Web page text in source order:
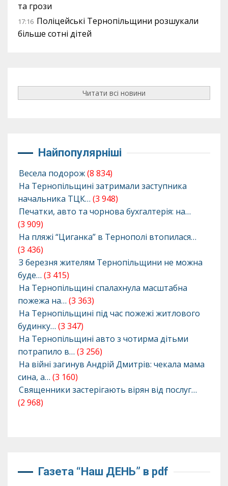
та грози
17:16 Поліцейські Тернопільщини розшукали
більше сотні дітей
Читати всі новини
Найпопулярніші
Весела подорож(8 834)
На Тернопільщині затримали заступника
начальника ТЦК… (3 948)
Печатки, авто та чорнова бухгалтерія: на…
(3 909)
На пляжі “Циганка” в Тернополі втопилася…
(3 436)
З березня жителям Тернопільщини не можна
буде… (3 415)
На Тернопільщині спалахнула масштабна
пожежа на… (3 363)
На Тернопільщині під час пожежі житлового
будинку… (3 347)
На Тернопільщині авто з чотирма дітьми
потрапило в… (3 256)
На війні загинув Андрій Дмитрів: чекала мама
сина, а… (3 160)
Священники застерігають вірян від послуг…
(2 968)
Газета “Наш ДЕНЬ” в pdf